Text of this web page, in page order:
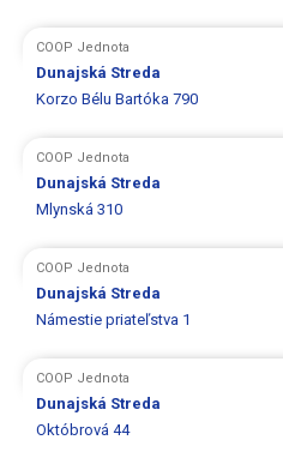
COOP Jednota
Dunajská Streda
Korzo Bélu Bartóka 790
COOP Jednota
Dunajská Streda
Mlynská 310
COOP Jednota
Dunajská Streda
Námestie priateľstva 1
COOP Jednota
Dunajská Streda
Októbrová 44